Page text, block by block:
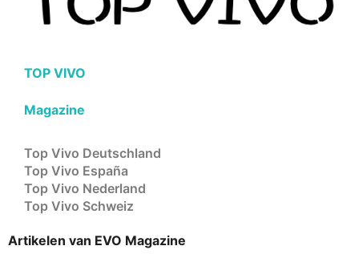
TOP VIVO
Magazine
Top Vivo Deutschland
Top Vivo España
Top Vivo Nederland
Top Vivo Schweiz
Artikelen van EVO Magazine